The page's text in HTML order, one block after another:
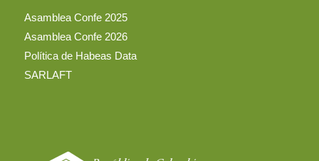
Asamblea Confe 2025
Asamblea Confe 2026
Política de Habeas Data
SARLAFT